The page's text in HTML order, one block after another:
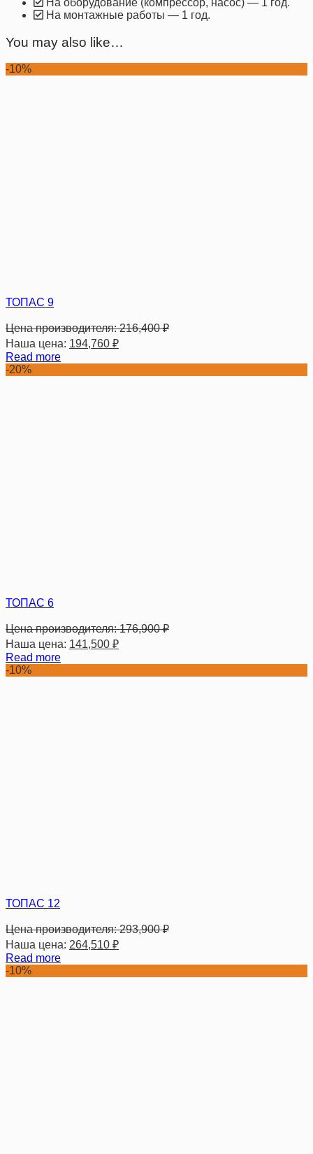
На монтажные работы — 1 год.
You may also like…
-10%
ТОПАС 9
Цена производителя:216,400₽
Наша цена: 194,760 ₽
Read more
-20%
ТОПАС 6
Цена производителя:176,900₽
Наша цена: 141,500 ₽
Read more
-10%
ТОПАС 12
Цена производителя:293,900₽
Наша цена: 264,510 ₽
Read more
-10%